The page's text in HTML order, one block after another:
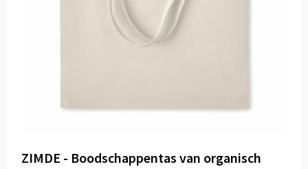
ZIMDE - Boodschappentas van organisch